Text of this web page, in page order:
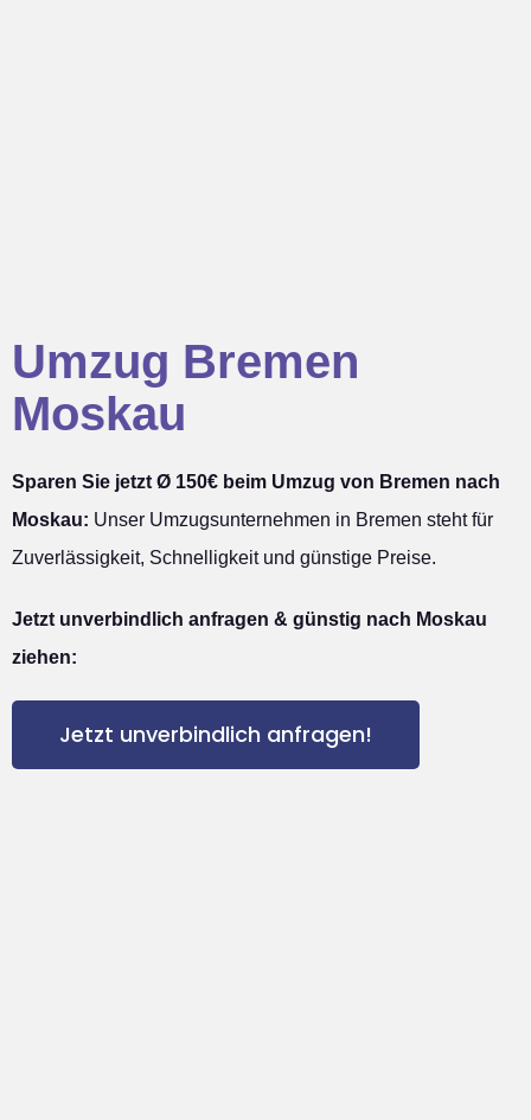
Umzug Bremen
Moskau
Sparen Sie jetzt Ø 150€ beim Umzug von Bremen nach
Moskau: Unser Umzugsunternehmen in Bremen steht für
Zuverlässigkeit, Schnelligkeit und günstige Preise.
Jetzt unverbindlich anfragen & günstig nach Moskau
ziehen:
Jetzt unverbindlich anfragen!